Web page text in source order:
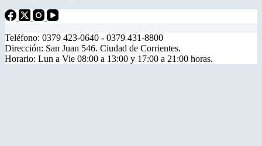
Teléfono: 0379 423-0640 - 0379 431-8800
Dirección: San Juan 546. Ciudad de Corrientes.
Horario: Lun a Vie 08:00 a 13:00 y 17:00 a 21:00 horas.